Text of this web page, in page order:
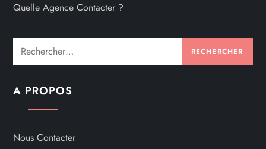
Quelle Agence Contacter ?
Rechercher :
A PROPOS
Nous Contacter